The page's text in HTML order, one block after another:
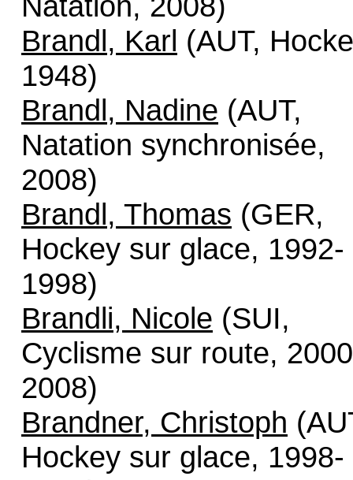
Brandl, Karl (AUT,
1948)
Brandl, Nadine (AUT,
Natation synchronisée,
2008)
Brandl, Thomas (GER,
Hockey sur glace, 1992-
1998)
Brandli, Nicole (SUI,
Cyclisme sur route,
2008)
Brandner, Christoph
Hockey sur glace, 1998-